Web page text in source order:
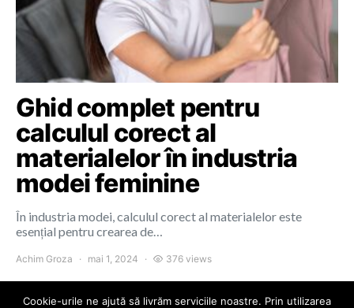
Ghid complet pentru
calculul corect al
materialelor în industria
modei feminine
În industria modei, calculul corect al materialelor este
esențial pentru crearea de…
Achim Groza mai 1, 2024 376 views
Cookie-urile ne ajută să livrăm serviciile noastre. Prin utilizarea